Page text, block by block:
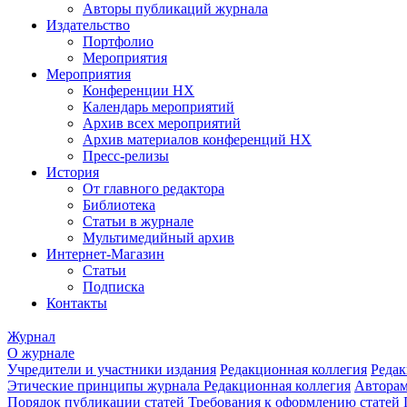
Авторы публикаций журнала
Издательство
Портфолио
Мероприятия
Мероприятия
Конференции НХ
Календарь мероприятий
Архив всех мероприятий
Архив материалов конференций НХ
Пресс-релизы
История
От главного редактора
Библиотека
Статьи в журнале
Мультимедийный архив
Интернет-Магазин
Статьи
Подписка
Контакты
Журнал
О журнале
Учредители и участники издания Редакционная коллегия
Этические принципы журнала Редакционная коллегия
Порядок публикации статей Требования к оформлению статей